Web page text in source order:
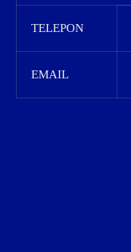
TELEPON
EMAIL